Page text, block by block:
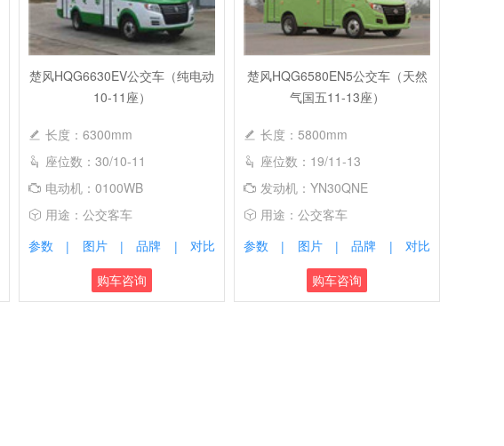
楚风HQG6630EV公交车（纯电动
10-11座）
长度：6300mm
座位数：30/10-11
电动机：0100WB
用途：公交客车
参数
| 图片 | 品牌 |
对比
购车咨询
楚风HQG6580EN5公交车（天然
气国五11-13座）
长度：5800mm
座位数：19/11-13
发动机：YN30QNE
用途：公交客车
参数
| 图片 | 品牌 |
对比
购车咨询